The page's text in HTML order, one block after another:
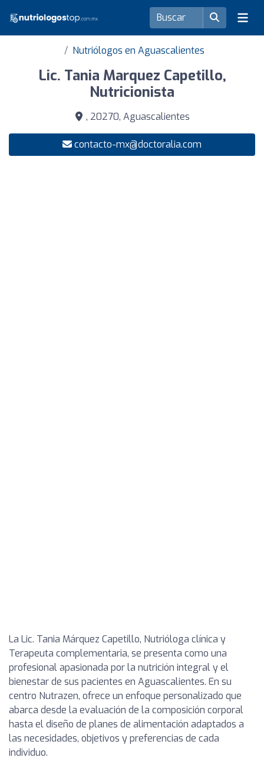
Nutriólogos en Aguascalientes
Lic. Tania Marquez Capetillo,
Nutricionista
, 20270, Aguascalientes
contacto-mx@doctoralia.com
La Lic. Tania Márquez Capetillo, Nutrióloga clínica y
Terapeuta complementaria, se presenta como una
profesional apasionada por la nutrición integral y el
bienestar de sus pacientes en Aguascalientes. En su
centro Nutrazen, ofrece un enfoque personalizado que
abarca desde la evaluación de la composición corporal
hasta el diseño de planes de alimentación adaptados a
las necesidades, objetivos y preferencias de cada
individuo.